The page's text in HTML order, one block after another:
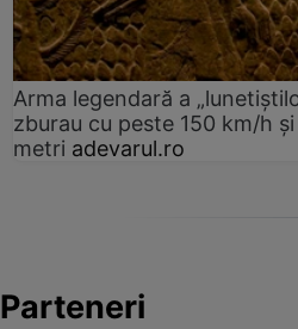
Arma legendară a
zburau cu peste 150 km/h
metri adevarul.ro
Parteneri